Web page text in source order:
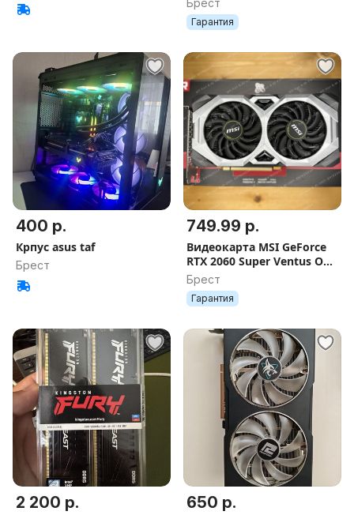
Брест
Гарантия
400 р.
Крпус asus taf
Брест
749.99 р.
Видеокарта MSI GeForce
RTX 2060 Super Ventus OC
8GB GDDR6 Гарантия
Брест
Гарантия
2 200 р. 650 р.